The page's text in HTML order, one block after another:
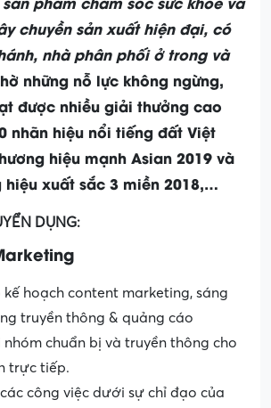
chuyền sản xuất hiện đại, có
nhà phân phối ở trong và
những nỗ lực không ngừng,
được nhiều giải thưởng cao
nhãn hiệu nổi tiếng đất Việt
hiệu mạnh Asian 2019 và
hiệu xuất sắc 3 miền 2018,…
DỤNG:
hoạch content marketing, sáng
truyền thông & quảng cáo
chuẩn bị và truyền thông cho
trực tiếp.
công việc dưới sự chỉ đạo của